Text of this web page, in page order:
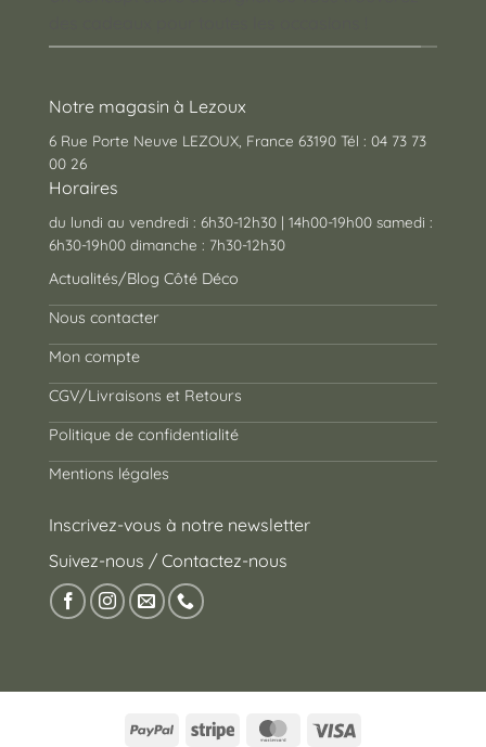
Notre magasin à Lezoux
6 Rue Porte Neuve LEZOUX, France 63190 Tél : 04 73 73
00 26
Horaires
du lundi au vendredi : 6h30-12h30 | 14h00-19h00 samedi :
6h30-19h00 dimanche : 7h30-12h30
Actualités/Blog Côté Déco
Nous contacter
Mon compte
CGV/Livraisons et Retours
Politique de confidentialité
Mentions légales
Inscrivez-vous à notre newsletter
Suivez-nous / Contactez-nous
PayPal Stripe MasterCard